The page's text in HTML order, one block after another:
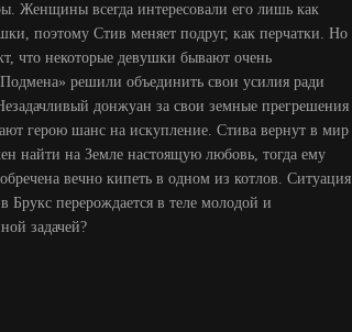
Женщины всегда интересовали его лишь как
поэтому Стив меняет подруг, как перчатки. Но
что некоторые девушки бывают очень
решили объединить свои усилия ради
донжуан за свои земные прегрешения
герою шанс на искупление. Стива вернут в мир
найти на Земле настоящую любовь, тогда ему
вечно кипеть в одном из котлов. Ситуация
перерождается в теле молодой и
задачей?